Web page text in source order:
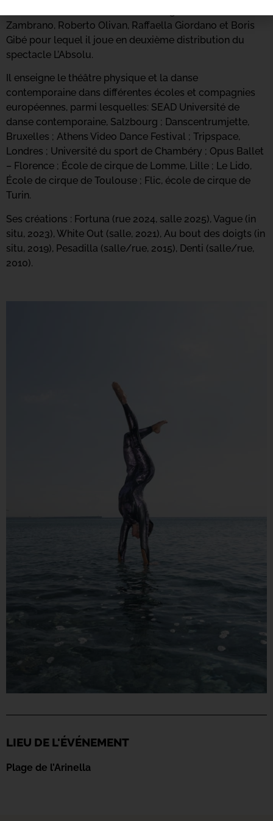
Zambrano, Roberto Olivan, Raffaella Giordano et Boris
Gibé pour lequel il joue en deuxième distribution du
spectacle L’Absolu.
Il enseigne le théâtre physique et la danse
contemporaine dans différentes écoles et compagnies
européennes, parmi lesquelles: SEAD Université de
danse contemporaine, Salzbourg ; Danscentrumjette,
Bruxelles ; Athens Video Dance Festival ; Tripspace,
Londres ; Université du sport de Chambéry ; Opus Ballet
– Florence ; École de cirque de Lomme, Lille ; Le Lido,
École de cirque de Toulouse ; Flic, école de cirque de
Turin.
Ses créations : Fortuna (rue 2024, salle 2025), Vague (in
situ, 2023), White Out (salle, 2021), Au bout des doigts (in
situ, 2019), Pesadilla (salle/rue, 2015), Denti (salle/rue,
2010).
LIEU DE L'ÉVÉNEMENT
Plage de l’Arinella